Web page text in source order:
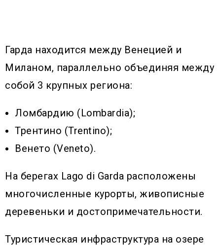
Гарда находится между Венецией и
Миланом, параллельно объединяя между
собой 3 крупных региона:
Ломбардию (Lombardia);
Трентино (Trentino);
Венето (Veneto).
На берегах Lago di Garda расположены
многочисленные курорты, живописные
деревеньки и достопримечательности.
Туристическая инфраструктура на озере